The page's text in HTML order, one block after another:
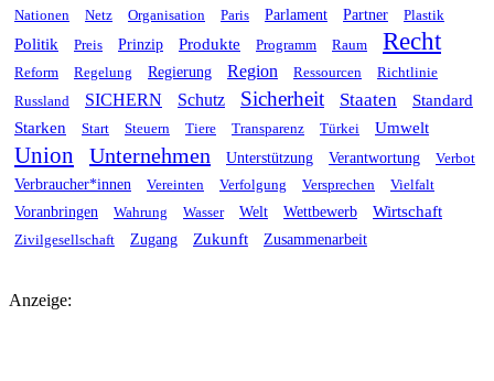
Nationen
Netz Organisation Paris Parlament Partner Plastik
Politik Preis Prinzip Produkte Programm Raum Recht
Reform Regelung Regierung Region Ressourcen
Richtlinie
Russland
SICHERN Schutz Sicherheit Staaten
Standard
Starken
Start Steuern Tiere Transparenz Türkei Umwelt
Union Unternehmen Unterstützung Verantwortung
Verbot
Verbraucher*innen
Vereinten Verfolgung Versprechen
Vielfalt
Voranbringen
Wahrung Wasser Welt Wettbewerb Wirtschaft
Zivilgesellschaft Zugang Zukunft Zusammenarbeit
Anzeige: